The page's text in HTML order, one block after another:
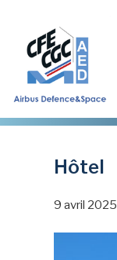
contenu
principal
Hôtel
9 avril 2025